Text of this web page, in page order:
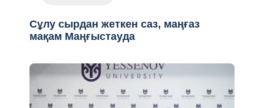
Сұлу сырдан жеткен саз, маңғаз
мақам Маңғыстауда